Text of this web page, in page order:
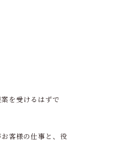
を受けるはずで
客様の仕事と、役